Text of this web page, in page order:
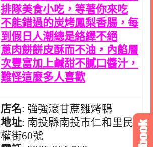
排隊美食小吃，等著你來吃
不能錯過的炭烤鳳梨香腸，每
到假日人潮總是絡繹不絕
蔥肉餅餅皮酥而不油，內餡層
次豐富加上鹹甜不膩口醬汁，
難怪這麼多人喜歡
店名: 強強滾甘蔗雞烤鴨
地址: 南投縣南投市仁和里民
權街60號